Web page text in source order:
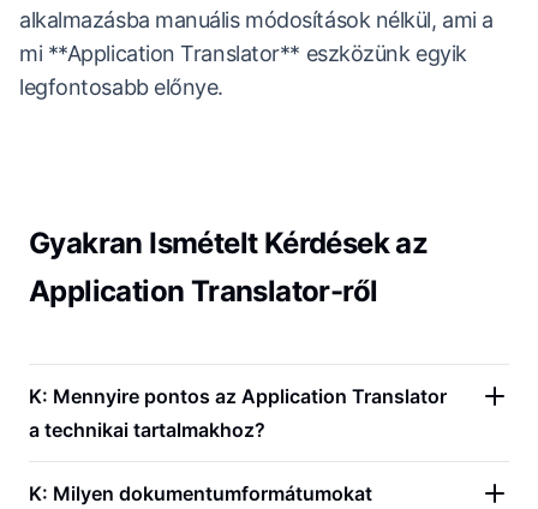
alkalmazásba manuális módosítások nélkül, ami a
mi **Application Translator** eszközünk egyik
legfontosabb előnye.
Gyakran Ismételt Kérdések az
Application Translator-ről
K: Mennyire pontos az Application Translator
a technikai tartalmakhoz?
K: Milyen dokumentumformátumokat